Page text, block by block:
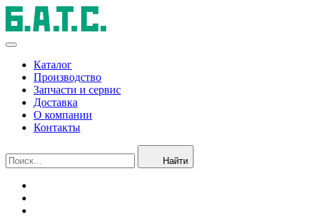
Каталог
Производство
Запчасти и сервис
Доставка
О компании
Контакты
Найти